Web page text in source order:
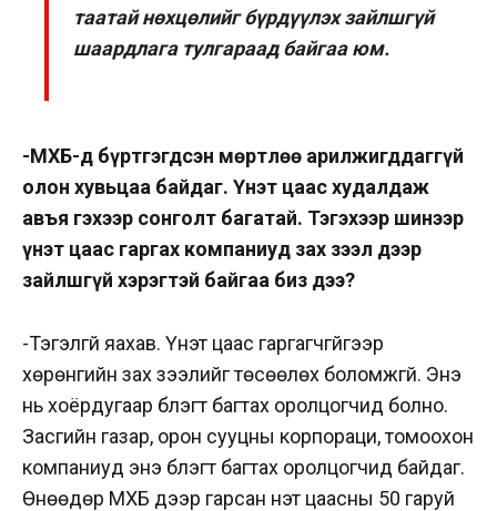
таатай нөхцөлийг бүрдүүлэх зайлшгүй
шаардлага тулгараад байгаа юм.
-МХБ-д бүртгэгдсэн мөртлөө арилжигддаггүй
олон хувьцаа байдаг. Үнэт цаас худалдаж
авъя гэхээр сонголт багатай. Тэгэхээр шинээр
үнэт цаас гаргах компаниуд зах зээл дээр
зайлшгүй хэрэгтэй байгаа биз дээ?
-Тэгэлгүй яахав. Үнэт цаас гаргагчгүйгээр
хөрөнгийн зах зээлийг төсөөлөх боломжгүй. Энэ
нь хоёрдугаар бүлэгт багтах оролцогчид болно.
Засгийн газар, орон сууцны корпораци, томоохон
компаниуд энэ бүлэгт багтах оролцогчид байдаг.
Өнөөдөр МХБ дээр гарсан үнэт цаасны 50 гаруй